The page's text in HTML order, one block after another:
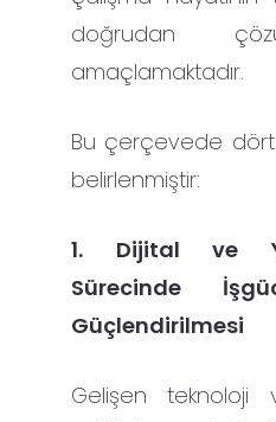
doğrudan
amaçlamaktadır.
Bu çerçevede dört
belirlenmiştir:
1. Dijital ve
Sürecinde
Güçlendirilmesi
Gelişen teknoloji